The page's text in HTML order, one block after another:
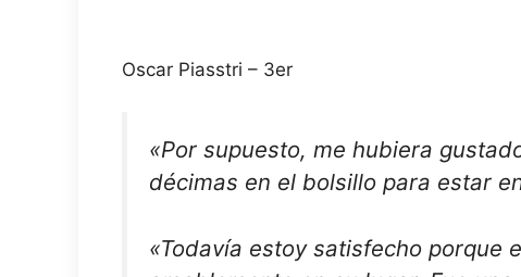
Oscar Piasstri – 3er
«Por supuesto, me hubiera
décimas en el bolsillo para estar
«Todavía estoy satisfecho porque